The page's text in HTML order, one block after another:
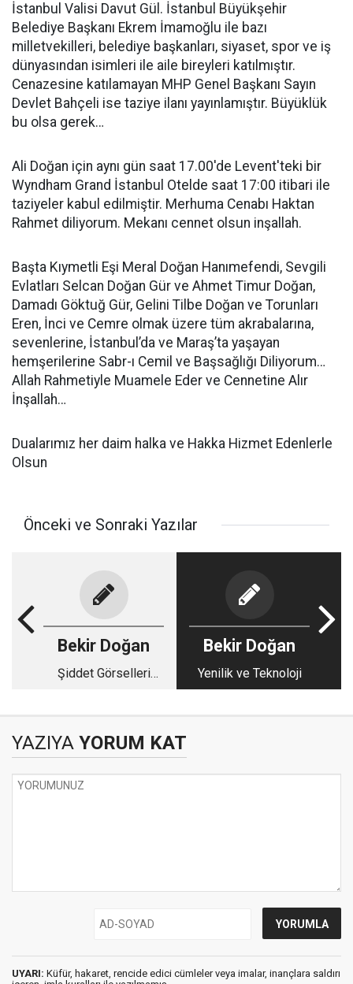
İstanbul Valisi Davut Gül. İstanbul Büyükşehir
Belediye Başkanı Ekrem İmamoğlu ile bazı
milletvekilleri, belediye başkanları, siyaset, spor ve iş
dünyasından isimleri ile aile bireyleri katılmıştır.
Cenazesine katılamayan MHP Genel Başkanı Sayın
Devlet Bahçeli ise taziye ilanı yayınlamıştır. Büyüklük
bu olsa gerek…
Ali Doğan için aynı gün saat 17.00'de Levent'teki bir
Wyndham Grand İstanbul Otelde saat 17:00 itibari ile
taziyeler kabul edilmiştir. Merhuma Cenabı Haktan
Rahmet diliyorum. Mekanı cennet olsun inşallah.
Başta Kıymetli Eşi Meral Doğan Hanımefendi, Sevgili
Evlatları Selcan Doğan Gür ve Ahmet Timur Doğan,
Damadı Göktuğ Gür, Gelini Tilbe Doğan ve Torunları
Eren, İnci ve Cemre olmak üzere tüm akrabalarına,
sevenlerine, İstanbul’da ve Maraş’ta yaşayan
hemşerilerine Sabr-ı Cemil ve Başsağlığı Diliyorum…
Allah Rahmetiyle Muamele Eder ve Cennetine Alır
İnşallah…
Dualarımız her daim halka ve Hakka Hizmet Edenlerle
Olsun
Önceki ve Sonraki Yazılar
Bekir Doğan
Şiddet Görselleri
Bekir Doğan
Yenilik ve Teknoloji
YAZIYA YORUM KAT
UYARI: Küfür, hakaret, rencide edici cümleler veya imalar, inançlara saldırı